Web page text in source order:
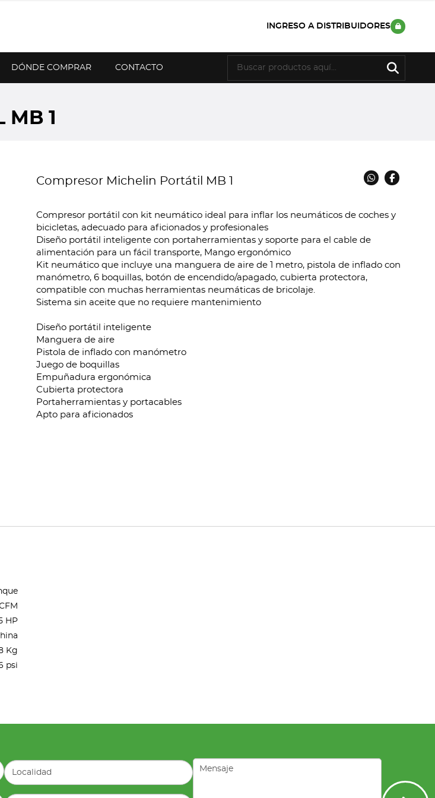
INGRESO A DISTRIBUIDORES
DÓNDE COMPRAR CONTACTO
MB 1
Compresor Michelin Portátil MB 1
Compresor portátil con kit neumático ideal para inflar los neumáticos de coches y
bicicletas, adecuado para aficionados y profesionales
Diseño portátil inteligente con portaherramientas y soporte para el cable de
alimentación para un fácil transporte, Mango ergonómico
Kit neumático que incluye una manguera de aire de 1 metro, pistola de inflado con
manómetro, 6 boquillas, botón de encendido/apagado, cubierta protectora,
compatible con muchas herramientas neumáticas de bricolaje.
Sistema sin aceite que no requiere mantenimiento
Diseño portátil inteligente
Manguera de aire
Pistola de inflado con manómetro
Juego de boquillas
Empuñadura ergonómica
Cubierta protectora
Portaherramientas y portacables
Apto para aficionados
HP
Kg
psi